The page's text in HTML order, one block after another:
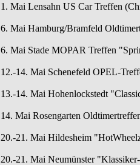
1. Mai Lensahn US Car Treffen
6. Mai Hamburg/Bramfeld
6. Mai Stade MOPAR Treffen
12.-14. Mai Schenefeld OPEL-
13.-14. Mai Hohenlockstedt
14. Mai Rosengarten
20.-21. Mai Hildesheim
20.-21. Mai Neumünster